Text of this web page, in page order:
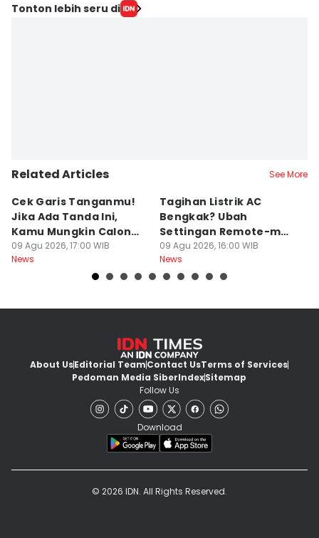
Tonton lebih seru di
Related Articles See More
Cek Garis Tanganmu!
Jika Ada Tanda Ini,
Kamu Mungkin Calon
Orang Sukses
09 Agu 2026, 17:00 WIB
News
Tagihan Listrik AC
Bengkak? Ubah
Settingan Remote-mu
ke Mode Ini Mulai Nanti
Malam
09 Agu 2026, 16:00 WIB
News
About UsEditorial TeamContact UsTerms of Services
Pedoman Media SiberIndexSitemap
Follow Us
Download
© 2026 IDN. All Rights Reserved.